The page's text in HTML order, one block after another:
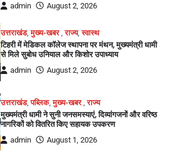
admin
August 2, 2026
उत्तराखंड,मुख्य-खबर,राज्य,स्वास्थ
टिहरी में मेडिकल कॉलेज स्थापना पर मंथन, मुख्यमंत्री धामी
से मिले सुबोध उनियाल और किशोर उपाध्याय
admin
August 2, 2026
उत्तराखंड,पब्लिक,मुख्य-खबर,राज्य
मुख्यमंत्री धामी ने सुनी जनसमस्याएं, दिव्यांगजनों और वरिष्ठ
नागरिकों को वितरित किए सहायक उपकरण
admin
August 1, 2026